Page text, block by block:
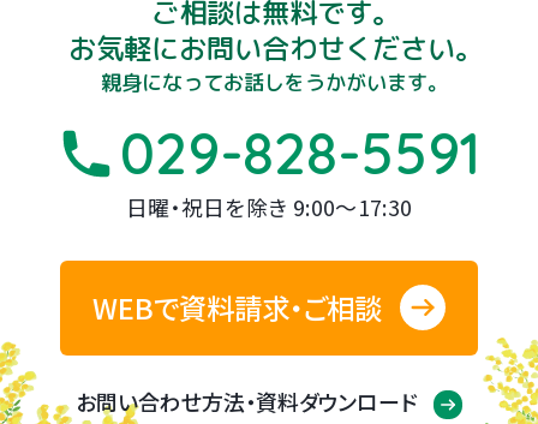
ご相談は無料です。
お気軽にお問い合わせください。
親身になってお話しをうかがいます。
029-828-5591
日曜・祝日を除き 9:00～17:30
WEBで資料請求・ご相談
お問い合わせ方法・資料ダウンロード